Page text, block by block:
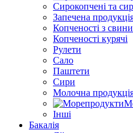
Сирокопчені та
Запечена
Копченості з
Копченості курячі
Рулети
Сало
Паштети
Сири
Молочна
Інші
Бакалія